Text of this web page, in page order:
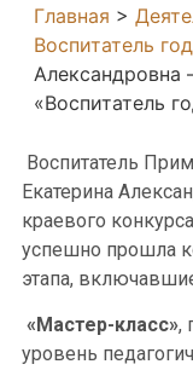
Главная >
Воспитатель
Александровна
«Воспитатель
Воспитатель
Екатерина
краевого
успешно прошла
этапа,
«Мастер-класс»,
уровень